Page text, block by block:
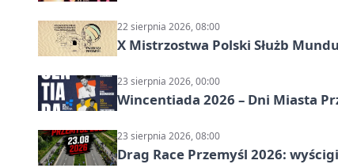
22 sierpnia 2026, 08:00
X Mistrzostwa Polski Służb
23 sierpnia 2026, 00:00
Wincentiada 2026 – Dni Miasta
23 sierpnia 2026, 08:00
Drag Race Przemyśl 2026: